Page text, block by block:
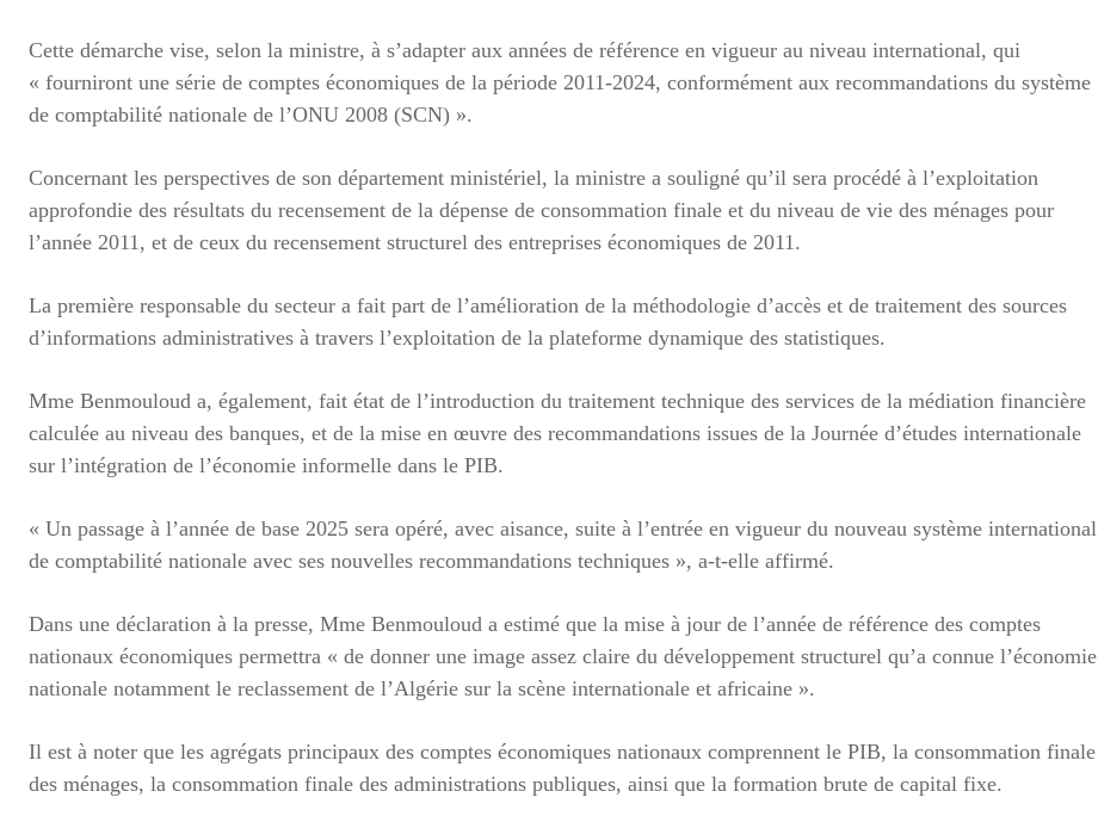
Cette démarche vise, selon la ministre, à s’adapter aux années de référence en vigueur au niveau international, qui
« fourniront une série de comptes économiques de la période 2011-2024, conformément aux recommandations du système
de comptabilité nationale de l’ONU 2008 (SCN) ».
Concernant les perspectives de son département ministériel, la ministre a souligné qu’il sera procédé à l’exploitation
approfondie des résultats du recensement de la dépense de consommation finale et du niveau de vie des ménages pour
l’année 2011, et de ceux du recensement structurel des entreprises économiques de 2011.
La première responsable du secteur a fait part de l’amélioration de la méthodologie d’accès et de traitement des sources
d’informations administratives à travers l’exploitation de la plateforme dynamique des statistiques.
Mme Benmouloud a, également, fait état de l’introduction du traitement technique des services de la médiation financière
calculée au niveau des banques, et de la mise en œuvre des recommandations issues de la Journée d’études internationale
sur l’intégration de l’économie informelle dans le PIB.
« Un passage à l’année de base 2025 sera opéré, avec aisance, suite à l’entrée en vigueur du nouveau système international
de comptabilité nationale avec ses nouvelles recommandations techniques », a-t-elle affirmé.
Dans une déclaration à la presse, Mme Benmouloud a estimé que la mise à jour de l’année de référence des comptes
nationaux économiques permettra « de donner une image assez claire du développement structurel qu’a connue l’économie
nationale notamment le reclassement de l’Algérie sur la scène internationale et africaine ».
Il est à noter que les agrégats principaux des comptes économiques nationaux comprennent le PIB, la consommation finale
des ménages, la consommation finale des administrations publiques, ainsi que la formation brute de capital fixe.